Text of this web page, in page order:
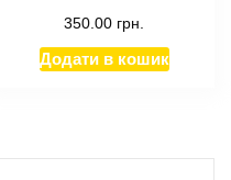
350.00 грн.
Додати в кошик